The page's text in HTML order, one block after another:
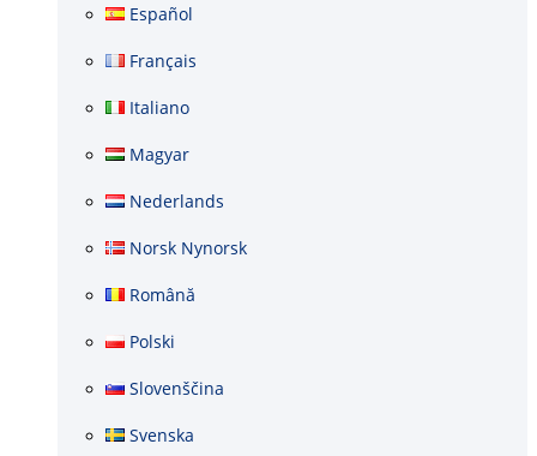
Español
Français
Italiano
Magyar
Nederlands
Norsk Nynorsk
Română
Polski
Slovenščina
Svenska